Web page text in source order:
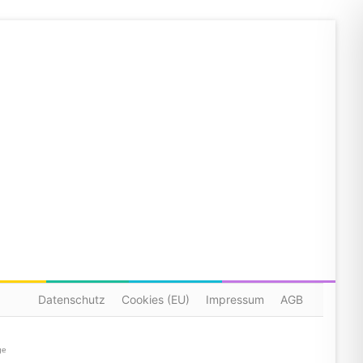
Datenschutz Cookies (EU) Impressum AGB